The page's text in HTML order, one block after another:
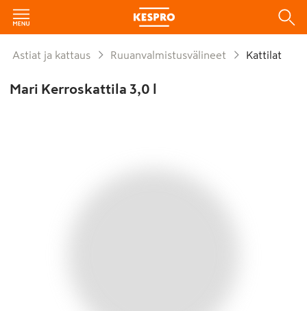
Astiat ja kattaus Ruuanvalmistusvälineet Kattilat
Mari Kerroskattila 3,0 l